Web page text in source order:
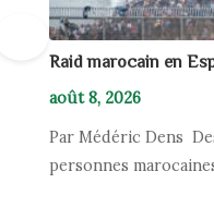
Raid marocain en
août 8, 2026
Par Médéric Dens
personnes